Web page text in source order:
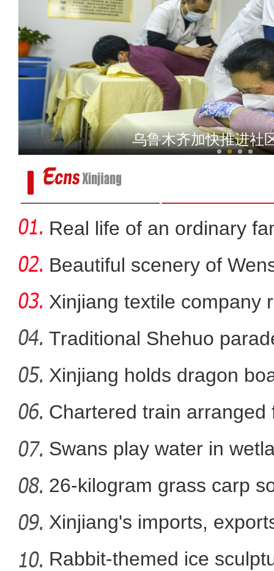
新疆兵团：绣塑布偶技艺
新疆750千伏输变电单体投
乌鲁木齐加快推进社
Real life of an ordinary
Beautiful scenery of
in
Xinjiang textile company
wort
Traditional Shehuo
Xinjiang holds dragon
Chartered train
Swans play water in
26-kilogram grass carp
win
Xinjiang's imports,
Rabbit-themed ice